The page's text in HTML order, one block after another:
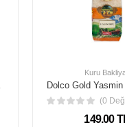
kg
Kuru
149.00